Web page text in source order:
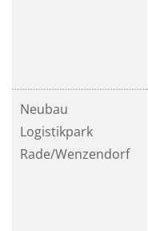
Neubau
Logistikpark
Rade/Wenzendorf